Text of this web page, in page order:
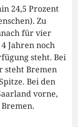
24,5 Prozent
Zu
für vier
Jahren noch
steht. Bei
steht Bremen
Bei den
vorne,